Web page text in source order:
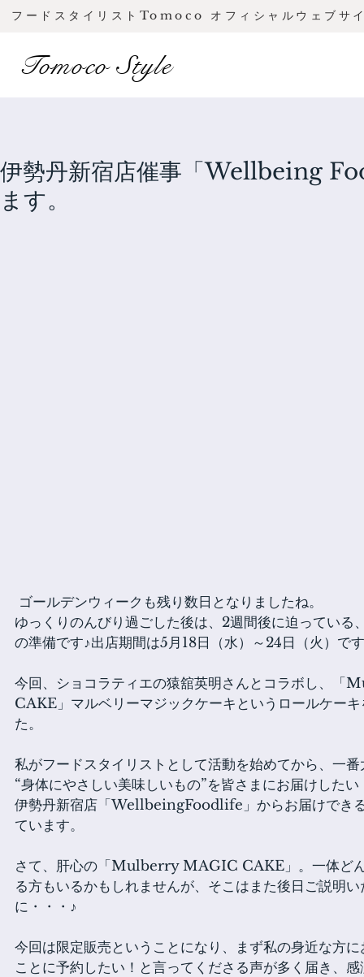
フードスタイリストTomoco オフィシャルウェブサ
Tomoco Style
伊勢丹新宿店催事「Wellbeing
ます。
ゴールデンウィークも残り数日となりましたね。
ゆっくりのんびり過ごした後は、2週間後に迫ってい
の準備です♪出店期間は5月18日（水）～24日（火）で
今回、ショコラティエの猿舘英明さんとコラボし、
CAKE」マルベリーマジックケーキというロールケー
た。
私がフードスタイリストとして活動を始めてから、一
“身体にやさしい美味しいもの”を皆さまにお届けした
伊勢丹新宿店「WellbeingFoodlife」からお届けでき
ています。
さて、肝心の「Mulberry MAGIC CAKE」。一体ど
る方もいるかもしれませんが、そこはまた後日ご説明
に・・・♪
今回は限定販売ということになり、まず私の身近な方
ことに予約したい！と言ってくださる声が多く届き、